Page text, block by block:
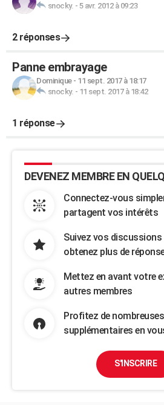
snocky. - 5 avr. 2012 à 09:23
2 réponses
Panne embrayage
Dominique- 11 sept. 2017 à 18:17
snocky. - 11 sept. 2017 à 18:42
1 réponse
DEVENEZ MEMBRE EN
Connectez-vous
partagent vos intérêts
Suivez vos
obtenez plus de
Mettez en avant votre
autres membres
Profitez de
supplémentaires en
S'INSCRIRE